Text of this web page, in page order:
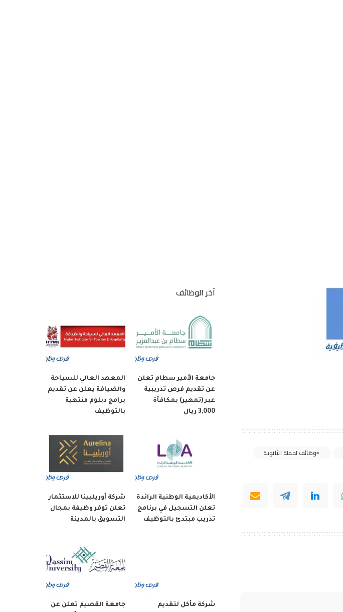
وظائف لحملة الثانوية
آخر الوظائف
جامعة الأمير سطام تعلن
عن تقديم فرص تدريبية
عبر (تمهير) بمكافأة
3,000 ريال
المعهد العالي للسياحة
والضيافة يعلن عن تقديم
برامج دبلوم منتهية
بالتوظيف
الأكاديمية الوطنية الرائدة
تعلن التسجيل في برنامج
تدريب مبتدئ بالتوظيف
شركة أوريليينا للاستثمار
تعلن توفر وظيفة بمجال
التسويق بالمدينة
شركة مأكل لتقديم
جامعة القصيم تعلن عن